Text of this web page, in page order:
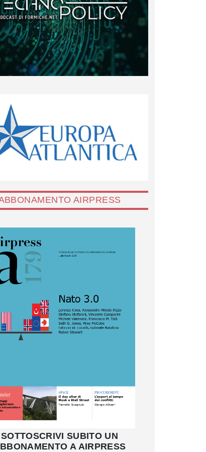
AIRPRESS
SOTTOSCRIVI SUBITO UN
A AIRPRESS